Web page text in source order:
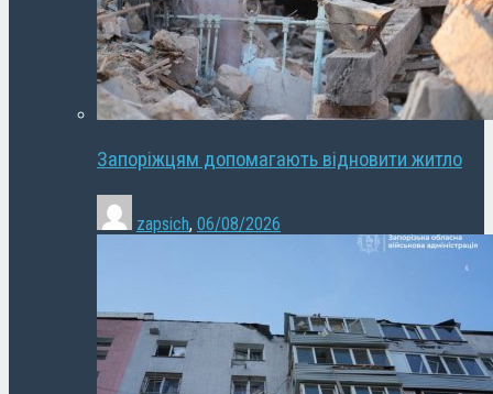
Запоріжцям допомагають відновити житло
zapsich, 06/08/2026